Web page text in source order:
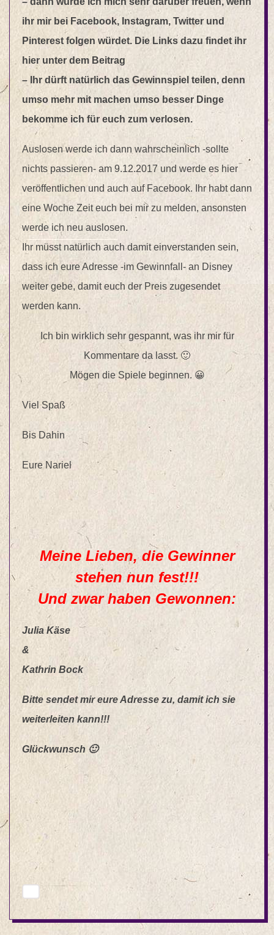
ihr mir bei Facebook, Instagram, Twitter und
Pinterest folgen würdet. Die Links dazu findet ihr
hier unter dem Beitrag
– Ihr dürft natürlich das Gewinnspiel teilen, denn
umso mehr mit machen umso besser Dinge
bekomme ich für euch zum verlosen.
Auslosen werde ich dann wahrscheinlich -sollte
nichts passieren- am 9.12.2017 und werde es hier
veröffentlichen und auch auf Facebook. Ihr habt dann
eine Woche Zeit euch bei mir zu melden, ansonsten
werde ich neu auslosen.
Ihr müsst natürlich auch damit einverstanden sein,
dass ich eure Adresse -im Gewinnfall- an Disney
weiter gebe, damit euch der Preis zugesendet
werden kann.
Ich bin wirklich sehr gespannt, was ihr mir für
Kommentare da lasst. 🙂
Mögen die Spiele beginnen. 😀
Viel Spaß
Bis Dahin
Eure Nariel
Meine Lieben, die Gewinner
stehen nun fest!!!
Und zwar haben Gewonnen:
Julia Käse
&
Kathrin Bock
Bitte sendet mir eure Adresse zu, damit ich sie
weiterleiten kann!!!
Glückwunsch 🙂
2017-